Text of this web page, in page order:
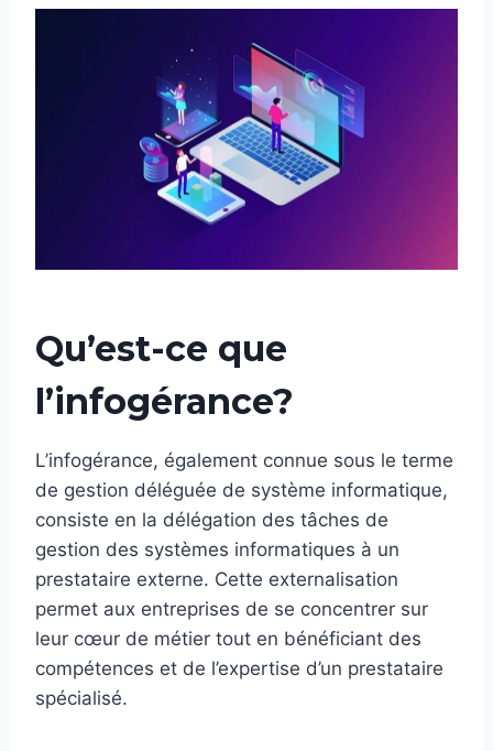
Qu’est-ce que
l’infogérance?
L’infogérance, également connue sous le terme
de gestion déléguée de système informatique,
consiste en la délégation des tâches de
gestion des systèmes informatiques à un
prestataire externe. Cette externalisation
permet aux entreprises de se concentrer sur
leur cœur de métier tout en bénéficiant des
compétences et de l’expertise d’un prestataire
spécialisé.